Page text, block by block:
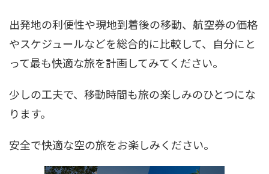
出発地の利便性や現地到着後の移動、航空券の価格
やスケジュールなどを総合的に比較して、自分にと
って最も快適な旅を計画してみてください。
少しの工夫で、移動時間も旅の楽しみのひとつにな
ります。
安全で快適な空の旅をお楽しみください。